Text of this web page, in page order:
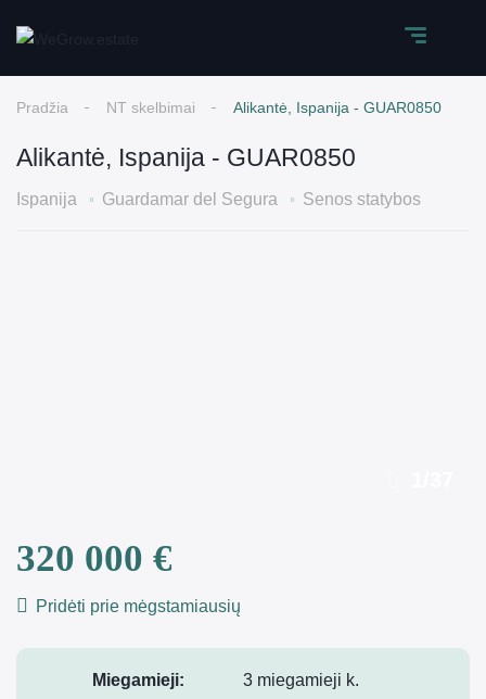
Pradžia NT skelbimai Alikantė, Ispanija - GUAR0850
Alikantė, Ispanija - GUAR0850
Ispanija Guardamar del Segura Senos statybos
320 000 €
Pridėti prie mėgstamiausių
Miegamieji:
3 miegamieji k.